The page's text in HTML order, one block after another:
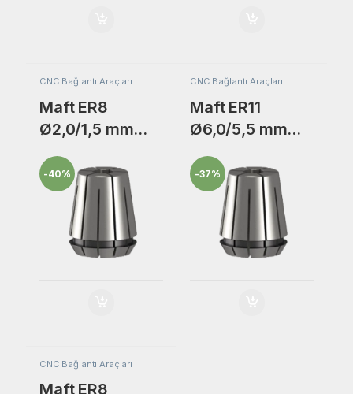
CNC Bağlantı Araçları
Maft ER8
Ø2,0/1,5 mm
Bağlantı
Adaptörü Collet
Pensi.
-40%
CNC Bağlantı Araçları
Maft ER11
Ø6,0/5,5 mm
Bağlantı
Adaptörü Collet
Pensi.
-37%
CNC Bağlantı Araçları
Maft ER8